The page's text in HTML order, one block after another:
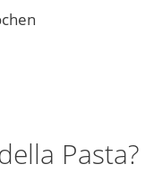
Pasta?